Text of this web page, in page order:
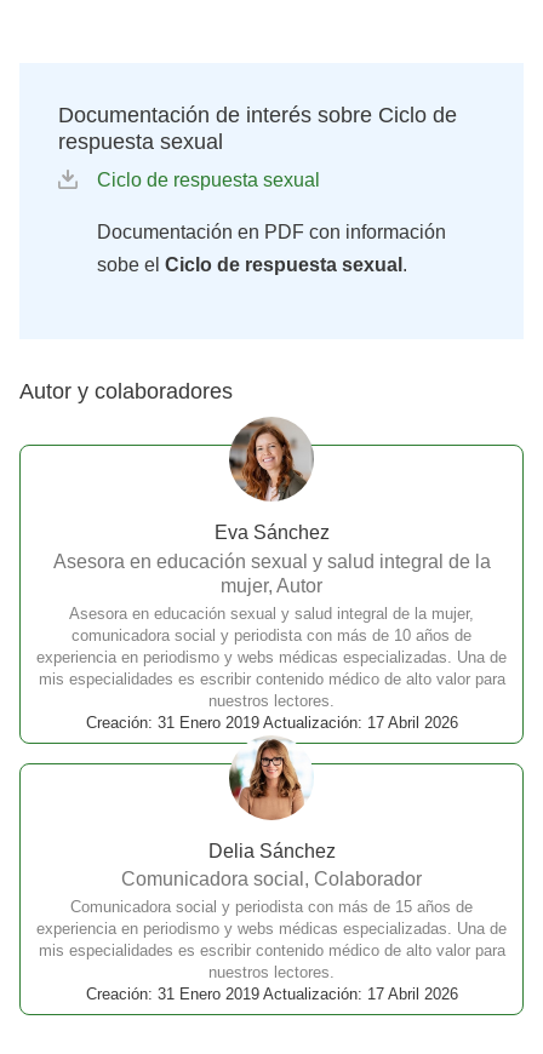
Documentación de interés sobre Ciclo de
respuesta sexual
Ciclo de respuesta sexual
Documentación en PDF con información
sobe el Ciclo de respuesta sexual .
Autor y colaboradores
Eva Sánchez
Asesora en educación sexual y salud integral de la
mujer, Autor
Asesora en educación sexual y salud integral de la mujer,
comunicadora social y periodista con más de 10 años de
experiencia en periodismo y webs médicas especializadas. Una de
mis especialidades es escribir contenido médico de alto valor para
nuestros lectores.
Creación: 31 Enero 2019 Actualización: 17 Abril 2026
Delia Sánchez
Comunicadora social, Colaborador
Comunicadora social y periodista con más de 15 años de
experiencia en periodismo y webs médicas especializadas. Una de
mis especialidades es escribir contenido médico de alto valor para
nuestros lectores.
Creación: 31 Enero 2019 Actualización: 17 Abril 2026